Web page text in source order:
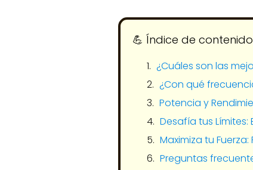
💪​ Índice de
¿Cuáles son las
¿Con qué
Potencia y
Desafía tus Límites:
Maximiza tu
Preguntas